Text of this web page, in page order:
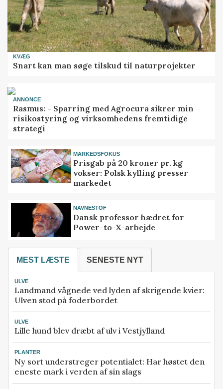
KVÆG
Snart kan man søge tilskud til naturprojekter
ANNONCE
Rasmus: - Sparring med Agrocura sikrer min
risikostyring og virksomhedens fremtidige
strategi
MARKEDSFOKUS
Prisgab på 20 kroner pr. kg
vokser: Polsk kylling presser
markedet
NAVNESTOF
Dansk professor hædret for
Power-to-X-arbejde
MEST LÆSTE SENESTE NYT
ULVE
Landmand vågnede ved lyden af skrigende kvier:
Ulven stod på foderbordet
ULVE
Lille hund blev dræbt af ulv i Vestjylland
PLANTER
Ny sort understreger potentialet: Har høstet den
eneste mark i verden af sin slags